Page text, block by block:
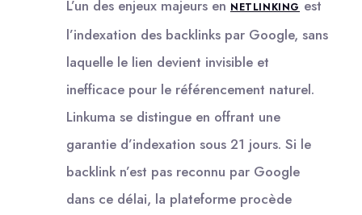
L’un des enjeux majeurs en NETLINKING est
l’indexation des backlinks par Google, sans
laquelle le lien devient invisible et
inefficace pour le référencement naturel.
Linkuma se distingue en offrant une
garantie d’indexation sous 21 jours. Si le
backlink n’est pas reconnu par Google
dans ce délai, la plateforme procède